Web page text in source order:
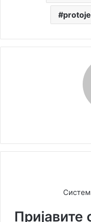
Систем
Пријавите